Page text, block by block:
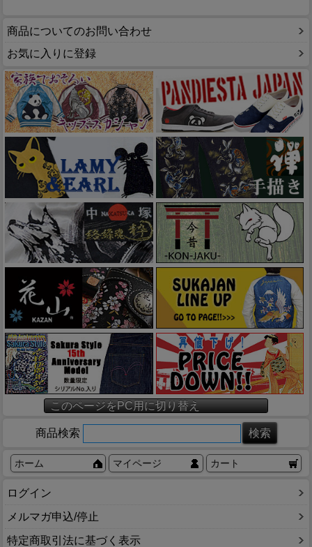
商品についてのお問い合わせ
お気に入りに登録
このページをPC用に切り替え
商品検索
ホーム マイページ カート
ログイン
メルマガ申込/停止
特定商取引法に基づく表示